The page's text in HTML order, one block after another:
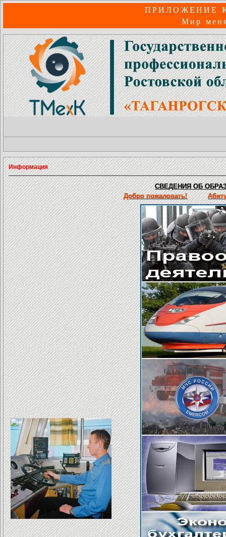
ПРИЛОЖЕНИЕ
Мир
Информация
СВЕДЕНИЯ ОБ
Добро пожаловать!